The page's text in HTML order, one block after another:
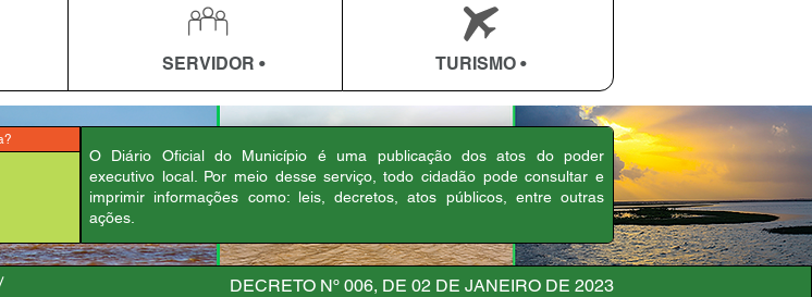
SERVIDOR • TURISMO •
O Diário Oficial do Município é uma publicação dos atos do poder
executivo local. Por meio desse serviço, todo cidadão pode consultar e
imprimir informações como: leis, decretos, atos públicos, entre outras
ações.
DECRETO Nº 006, DE 02 DE JANEIRO DE 2023